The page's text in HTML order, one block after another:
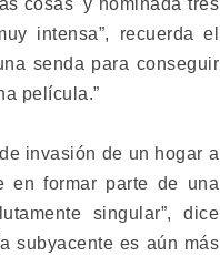
cosas' y nominada tres
intensa”, recuerda el
senda para conseguir
película.”
invasión de un hogar a
en formar parte de una
singular”, dice
subyacente es aún más